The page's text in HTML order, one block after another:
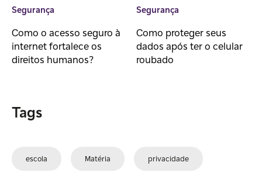
Segurança
Como o acesso seguro à
internet fortalece os
direitos humanos?
Segurança
Como proteger seus
dados após ter o celular
roubado
Tags
escola Matéria privacidade